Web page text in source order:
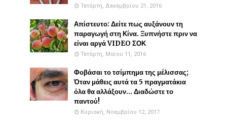
Τετάρτη, Δεκεμβρίου 21, 2016
Απίστευτο: Δείτε πως αυξάνουν τη
παραγωγή στη Κίνα. Ξυπνήστε πριν να
είναι αργά VIDEO ΣΟΚ
Τετάρτη, Μαΐου 11, 2016
Φοβάσαι το τσίμπημα της μέλισσας;
Όταν μάθεις αυτά τα 5 πραγματάκια
όλα θα αλλάξουν... Διαδώστε το
παντού!
Κυριακή, Νοεμβρίου 12, 2017